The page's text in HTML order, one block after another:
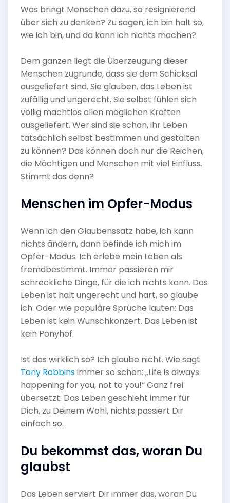
Was bringt Menschen dazu, so resignierend
über sich zu denken? Zu sagen, ich bin halt so,
wie ich bin, und da kann ich nichts machen?
Dem ganzen liegt die Überzeugung dieser
Menschen zugrunde, dass sie dem Schicksal
ausgeliefert sind. Sie glauben, das Leben ist
zufällig und ungerecht. Sie selbst fühlen sich
völlig machtlos allen möglichen Kräften
ausgeliefert. Wer sind sie schon, ihr Leben
tatsächlich selbst bestimmen und gestalten
zu können? Das können doch nur die Reichen,
die Mächtigen und Menschen mit viel Einfluss.
Stimmt das denn?
Menschen im Opfer-Modus
Wenn ich den Glaubenssatz habe, ich kann
nichts ändern, dann befinde ich mich im
Opfer-Modus. Ich erlebe mein Leben als
fremdbestimmt. Immer passieren mir
schreckliche Dinge, für die ich nichts kann. Das
Leben ist halt ungerecht und hart, so glaube
ich. Oder wie populäre Sprüche lauten: Das
Leben ist kein Wunschkonzert. Das Leben ist
kein Ponyhof.
Ist das wirklich so? Ich glaube nicht. Wie sagt
Tony Robbinsimmer so schön: „Life is always
happening for you, not to you!“ Ganz frei
übersetzt: Das Leben geschieht immer für
Dich, zu Deinem Wohl, nichts passiert Dir
einfach so.
Du bekommst das, woran Du
glaubst
Das Leben serviert Dir immer das, woran Du